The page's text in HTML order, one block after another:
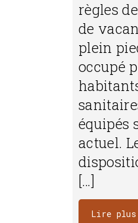
règles
de
plein
occupé
équipés
actuel.
[…]
Lire plus